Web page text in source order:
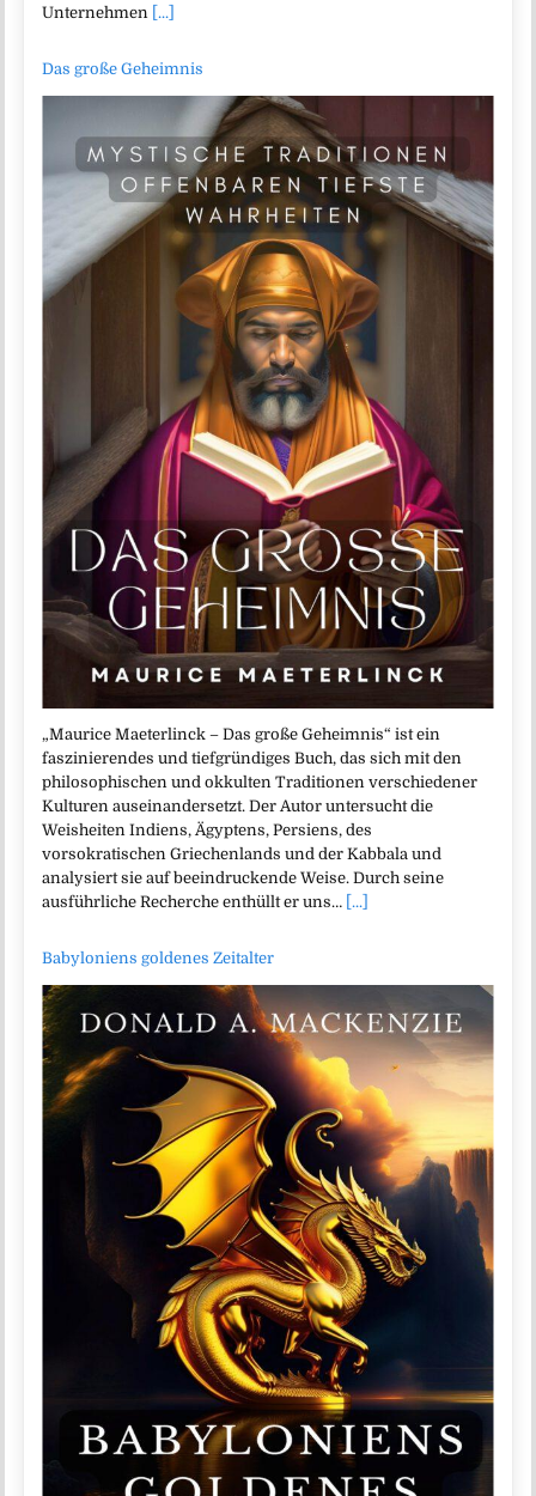
Unternehmen [...]
Das große Geheimnis
„Maurice Maeterlinck – Das große Geheimnis“ ist ein
faszinierendes und tiefgründiges Buch, das sich mit den
philosophischen und okkulten Traditionen verschiedener
Kulturen auseinandersetzt. Der Autor untersucht die
Weisheiten Indiens, Ägyptens, Persiens, des
vorsokratischen Griechenlands und der Kabbala und
analysiert sie auf beeindruckende Weise. Durch seine
ausführliche Recherche enthüllt er uns… [...]
Babyloniens goldenes Zeitalter